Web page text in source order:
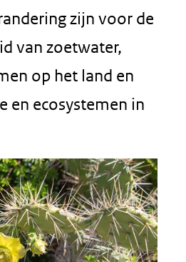
zijn voor de
van zoetwater,
op het land en
en ecosystemen in